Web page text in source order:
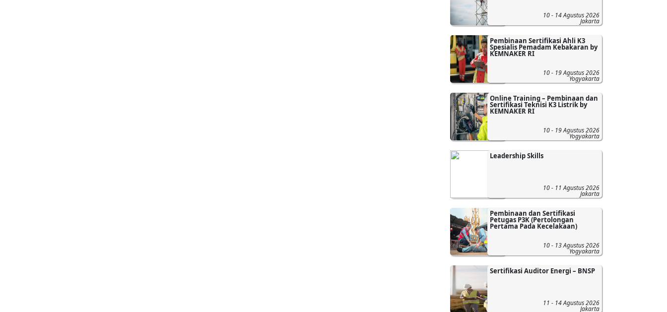
10 - 14 Agustus 2026
Jakarta
Pembinaan Sertifikasi Ahli K3
Spesialis Pemadam Kebakaran by
KEMNAKER RI
10 - 19 Agustus 2026
Yogyakarta
Online Training – Pembinaan dan
Sertifikasi Teknisi K3 Listrik by
KEMNAKER RI
10 - 19 Agustus 2026
Yogyakarta
Leadership Skills
10 - 11 Agustus 2026
Jakarta
Pembinaan dan Sertifikasi
Petugas P3K (Pertolongan
Pertama Pada Kecelakaan)
10 - 13 Agustus 2026
Yogyakarta
Sertifikasi Auditor Energi – BNSP
11 - 14 Agustus 2026
Jakarta